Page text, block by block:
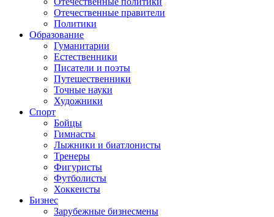
Отечественные правители
Политики
Образование
Гуманитарии
Естественники
Писатели и поэты
Путешественники
Точные науки
Художники
Спорт
Бойцы
Гимнасты
Лыжники и биатлонисты
Тренеры
Фигуристы
Футболисты
Хоккеисты
Бизнес
Зарубежные бизнесмены